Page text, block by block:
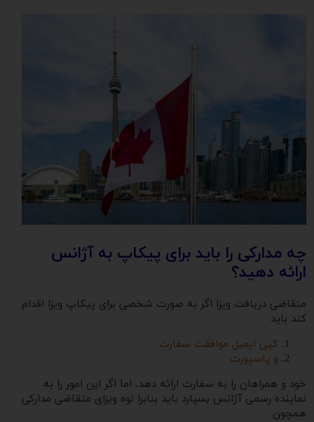
چه مدارکی را باید برای پیکاپ به آژانس
ارائه دهید؟
متقاضی دریافت ویزا اگر به صورت شخصی برای پیکاپ ویزا اقدام
کند باید
کپی ایمیل موافقت سفارت
و پاسپورت
خود و همراهان را به سفارت ارائه دهد. اما اگر این امور را به
نماینده رسمی آژانس بسپارد باید بنابرا نوه ویزای متقاضی مدارکی
همچون